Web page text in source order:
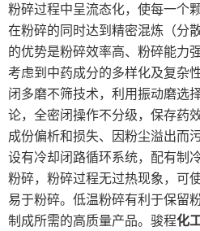
粉碎过程中呈流态化，使每一个
在粉碎的同时达到精密混炼（分
的优势是粉碎效率高、粉碎能力
考虑到中药成分的多样化及复杂
闭多磨不筛技术，利用振动磨选
论，全密闭操作不分级，保存药
成份偏析和损失、因粉尘溢出而
设有冷却闭路循环系统，配有制
粉碎，粉碎过程无过热现象，可
易于粉碎。低温粉碎有利于保留
制成所需的高质量产品。骏程化